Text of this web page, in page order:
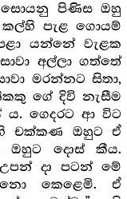
සොයනු පිණිස ඔහු
පැළ ගොයම්
යන්නේ වැළක
අල්ලා ගත්තේ
මරන්නට සිතා,
ගේ දිවි නැසීම
ය. ගෙදරට ආ විට
චක්කණ ඔහුට ඒ
ඔහුට දොස් කීය.
දා පටන් මේ
නො කෙළෙමි. ඒ